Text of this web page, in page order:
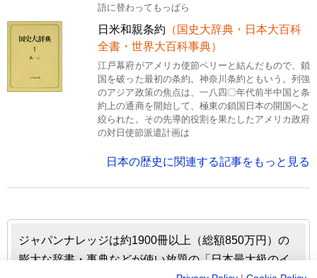
語に替わってもっぱら
日米和親条約 （国史大辞典・日本大百科
全書・世界大百科事典）
江戸幕府がアメリカ使節ペリーと結んだもので、鎖
国を破った最初の条約。神奈川条約ともいう。列強
のアジア政策の焦点は、一八四〇年代前半中国と条
約上の通商を開始して、極東の鎖国日本の開国へと
絞られた。その先導的役割を果たしたアメリカ政府
の対日使節派遣計画は
日本の歴史に関連する記事をもっと見る
ジャパンナレッジは約1900冊以上（総額850万円）の
膨大な辞書・事典などが使い放題の「日本最大級のイ